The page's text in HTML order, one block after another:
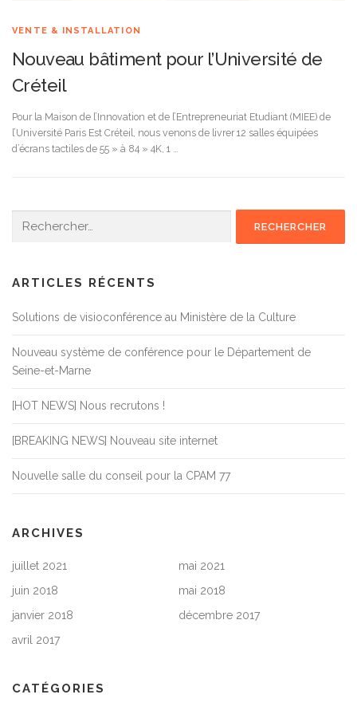
VENTE & INSTALLATION
Nouveau bâtiment pour l’Université de
Créteil
Pour la Maison de l’Innovation et de l’Entrepreneuriat Etudiant (MIEE) de
l’Université Paris Est Créteil, nous venons de livrer 12 salles équipées
d’écrans tactiles de 55 » à 84 » 4K, 1 …
ARTICLES RÉCENTS
Solutions de visioconférence au Ministère de la Culture
Nouveau système de conférence pour le Département de
Seine-et-Marne
[HOT NEWS] Nous recrutons !
[BREAKING NEWS] Nouveau site internet
Nouvelle salle du conseil pour la CPAM 77
ARCHIVES
juillet 2021
mai 2021
juin 2018
mai 2018
janvier 2018
décembre 2017
avril 2017
CATÉGORIES